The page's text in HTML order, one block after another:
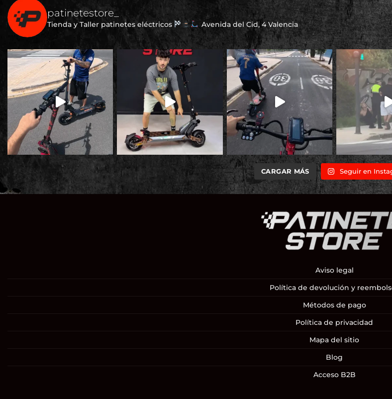
patinetestore_
Tienda y Taller patinetes eléctricos Avenida del Cid, 4 Valencia
CARGAR MÁS Seguir en
Aviso legal
Política de devolución y
Métodos de pago
Política de privacidad
Mapa del sitio
Blog
Acceso B2B